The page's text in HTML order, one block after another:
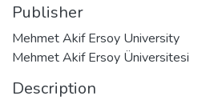
Publisher
Mehmet Akif Ersoy University
Mehmet Akif Ersoy Üniversitesi
Description